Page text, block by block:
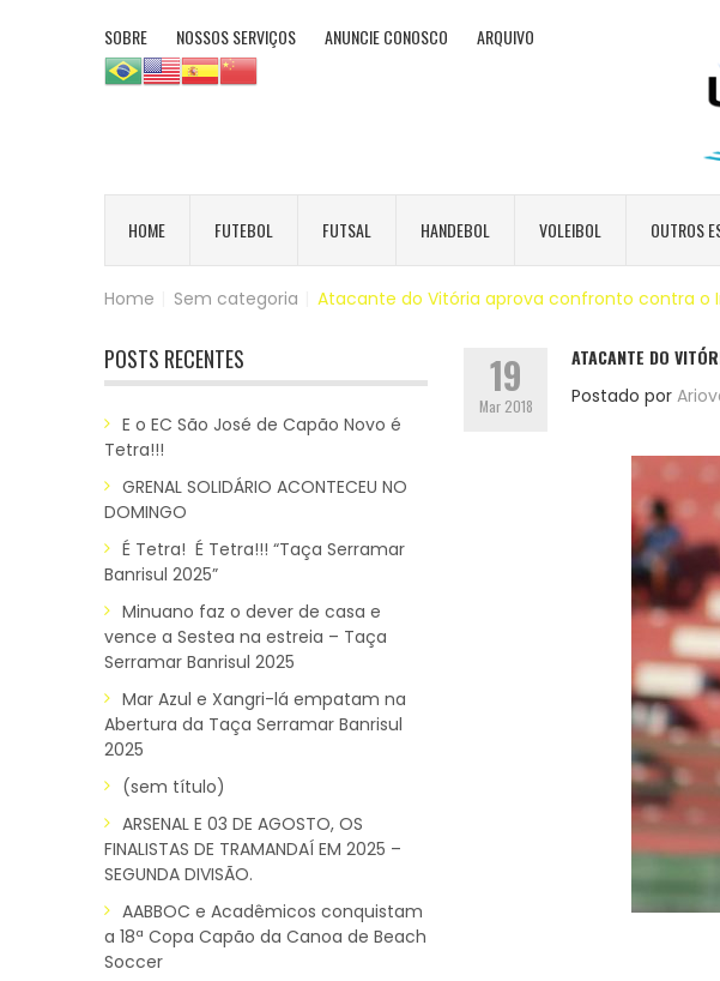
SOBRE NOSSOS SERVIÇOS ANUNCIE CONOSCO ARQUIVO
HOME FUTEBOL FUTSAL HANDEBOL VOLEIBOL OUTROS
Home Sem categoria Atacante do Vitória aprova confronto contra o
POSTS RECENTES
E o EC São José de Capão Novo é
Tetra!!!
GRENAL SOLIDÁRIO ACONTECEU NO
DOMINGO
É Tetra! É Tetra!!! “Taça Serramar
Banrisul 2025”
Minuano faz o dever de casa e
vence a Sestea na estreia – Taça
Serramar Banrisul 2025
Mar Azul e Xangri-lá empatam na
Abertura da Taça Serramar Banrisul
2025
(sem título)
ARSENAL E 03 DE AGOSTO, OS
FINALISTAS DE TRAMANDAÍ EM 2025 –
SEGUNDA DIVISÃO.
AABBOC e Acadêmicos conquistam
a 18ª Copa Capão da Canoa de Beach
Soccer
19
Mar 2018
ATACANTE DO
Postado por